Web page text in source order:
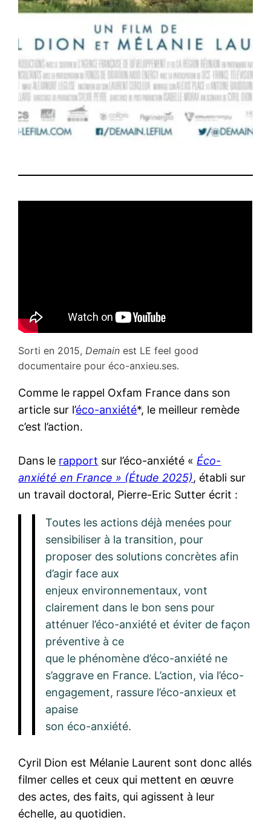
Sorti en 2015,Demain est LE feel good
documentaire pour éco-anxieu.ses.
Comme le rappel Oxfam France dans son
article sur l’éco-anxiété*, le meilleur remède
c’est l’action.
Dans le rapport sur l’éco-anxiété «Éco-
anxiété en France » (Étude 2025), établi sur
un travail doctoral, Pierre-Eric Sutter écrit :
Toutes les actions déjà menées pour
sensibiliser à la transition, pour
proposer des solutions concrètes afin
d’agir face aux
enjeux environnementaux, vont
clairement dans le bon sens pour
atténuer l’éco-anxiété et éviter de façon
préventive à ce
que le phénomène d’éco-anxiété ne
s’aggrave en France. L’action, via l’éco-
engagement, rassure l’éco-anxieux et
apaise
son éco-anxiété.
Cyril Dion est Mélanie Laurent sont donc allés
filmer celles et ceux qui mettent en œuvre
des actes, des faits, qui agissent à leur
échelle, au quotidien.